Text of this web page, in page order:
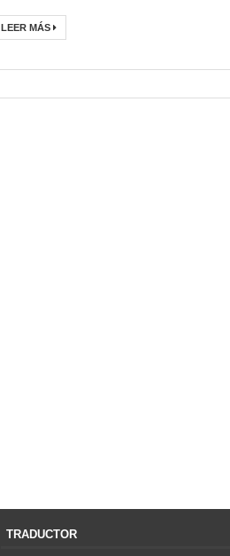
LEER MÁS
TRADUCTOR